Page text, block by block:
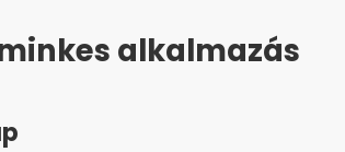
alkalmazás